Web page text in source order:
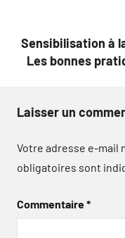
Sensibilisation à
Les bonnes
Laisser un
Votre adresse e-mail
obligatoires sont
Commentaire*